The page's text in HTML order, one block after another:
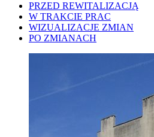
PRZED REWITALIZACJĄ
W TRAKCIE PRAC
WIZUALIZACJE ZMIAN
PO ZMIANACH